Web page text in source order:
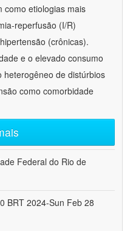
como etiologias mais
reperfusão (I/R)
(crônicas).
e o elevado consumo
de distúrbios
como comorbidade
Federal do Rio de
BRT 2024-Sun Feb 28